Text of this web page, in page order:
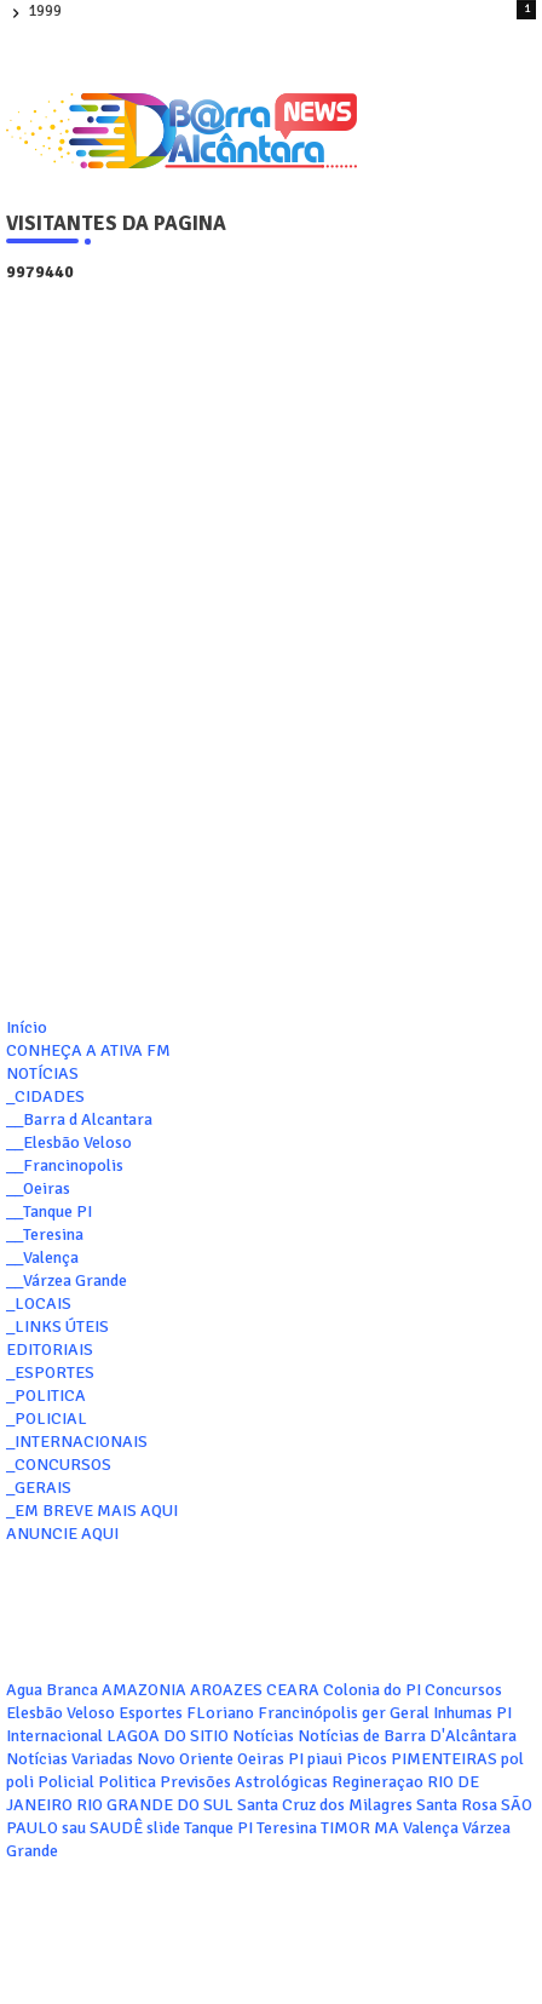
1999 1
VISITANTES DA PAGINA
9979440
Início
CONHEÇA A ATIVA FM
NOTÍCIAS
_CIDADES
__Barra d Alcantara
__Elesbão Veloso
__Francinopolis
__Oeiras
__Tanque PI
__Teresina
__Valença
__Várzea Grande
_LOCAIS
_LINKS ÚTEIS
EDITORIAIS
_ESPORTES
_POLITICA
_POLICIAL
_INTERNACIONAIS
_CONCURSOS
_GERAIS
_EM BREVE MAIS AQUI
ANUNCIE AQUI
Agua BrancaAMAZONIAAROAZES CEARAColonia do PIConcursos
Elesbão Veloso Esportes FLoriano Francinópolis gerGeral Inhumas PI
Internacional LAGOA DO SITIO Notícias Notícias de Barra D'Alcântara
Notícias Variadas Novo Oriente Oeiras PIpiaui Picos PIMENTEIRAS pol
poli Policial Politica Previsões Astrológicas Regineraçao RIO DE
JANEIRO RIO GRANDE DO SUL Santa Cruz dos Milagres Santa RosaSÃO
PAULOsauSAUDÊslide Tanque PITeresinaTIMOR MAValençaVárzea
Grande